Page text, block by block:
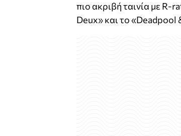
πιο ακριβή ταινία με R-
Deux» και το «Deadpool